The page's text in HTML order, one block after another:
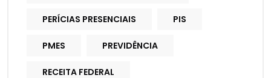
PERÍCIAS PRESENCIAIS PIS
PMES PREVIDÊNCIA
RECEITA FEDERAL